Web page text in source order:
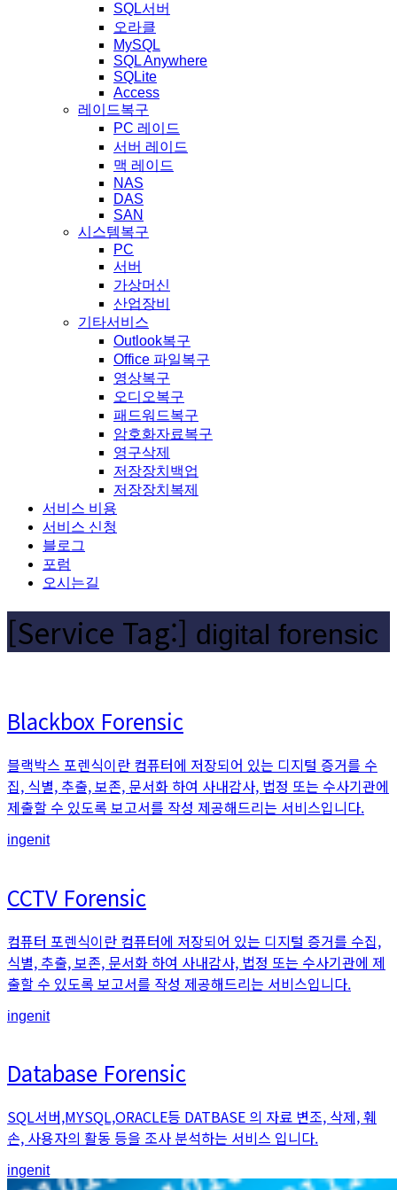
SQL서버
오라클
MySQL
SQL Anywhere
SQLite
Access
레이드복구
PC 레이드
서버 레이드
맥 레이드
NAS
DAS
SAN
시스템복구
PC
서버
가상머신
산업장비
기타서비스
Outlook복구
Office 파일복구
영상복구
오디오복구
패드워드복구
암호화자료복구
영구삭제
저장장치백업
저장장치복제
서비스 비용
서비스 신청
블로그
포럼
오시는길
[Service Tag:] digital forensic
Blackbox Forensic
블랙박스 포렌식이란 컴퓨터에 저장되어 있는 디지털 증거를 수
집, 식별, 추출, 보존, 문서화 하여 사내감사, 법정 또는 수사기관에
제출할 수 있도록 보고서를 작성 제공해드리는 서비스입니다.
An
ingenit
CCTV Forensic
컴퓨터 포렌식이란 컴퓨터에 저장되어 있는 디지털 증거를 수집,
식별, 추출, 보존, 문서화 하여 사내감사, 법정 또는 수사기관에 제
출할 수 있도록 보고서를 작성 제공해드리는 서비스입니다.
An
ingenit
Database Forensic
SQL서버,MYSQL,ORACLE등 DATBASE 의 자료 변조, 삭제, 훼
손, 사용자의 활동 등을 조사 분석하는 서비스 입니다.
An
article
ingenit